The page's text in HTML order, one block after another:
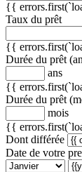
{{
Taux du prêt
{{
Durée du prêt
ans
{{
Durée du prêt
mois
{{
Dont différée
Date de votre